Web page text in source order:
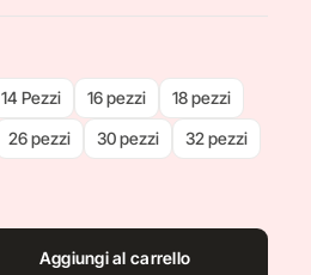
14 Pezzi 16 pezzi
18 pezzi
26 pezzi 30 pezzi 32 pezzi
Aggiungi al carrello